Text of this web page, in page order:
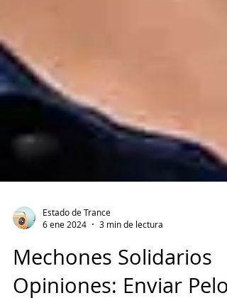
Estado de Trance
6 ene 2024
3 min de lectura